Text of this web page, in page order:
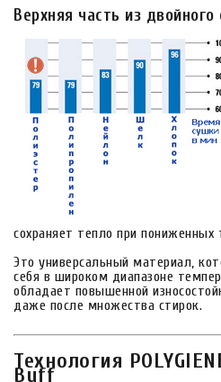
Верхняя часть из двойного
сохраняет тепло при пониженных
Это универсальный материал,
себя в широком диапазоне
обладает повышенной
даже после множества стирок.
Технология
Buff